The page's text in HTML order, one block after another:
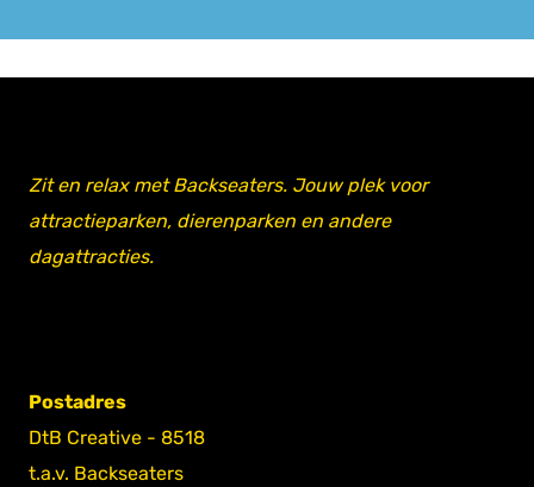
Zit en relax met Backseaters. Jouw plek voor
attractieparken, dierenparken en andere
dagattracties.
Postadres
DtB Creative - 8518
t.a.v. Backseaters